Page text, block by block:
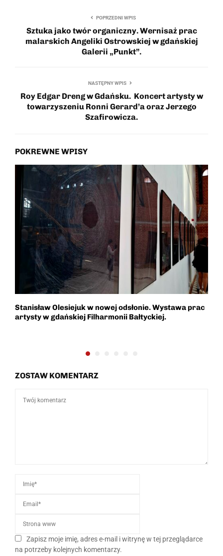
POPRZEDNI WPIS
Sztuka jako twór organiczny. Wernisaż prac
malarskich Angeliki Ostrowskiej w gdańskiej
Galerii „Punkt”.
NASTĘPNY WPIS
Roy Edgar Dreng w Gdańsku. Koncert artysty w
towarzyszeniu Ronni Gerard’a oraz Jerzego
Szafirowicza.
POKREWNE WPISY
Stanisław Olesiejuk w nowej odsłonie. Wystawa prac
artysty w gdańskiej Filharmonii Bałtyckiej.
ZOSTAW KOMENTARZ
Zapisz moje imię, adres e-mail i witrynę w tej przeglądarce
na potrzeby kolejnych komentarzy.